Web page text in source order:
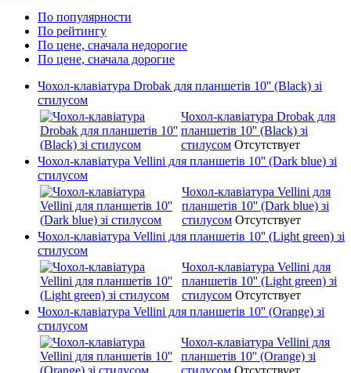
По популярности
По рейтингу
По цене, сначала недорогие
По цене, сначала дорогие
Чохол-клавіатура Drobak для планшетів 10'' (Black) зі
стилусом
Чохол-клавіатура Drobak для
планшетів 10'' (Black) зі
стилусом Отсутствует
Чохол-клавіатура Vellini для планшетів 10'' (Dark blue) зі
стилусом
Чохол-клавіатура Vellini для
планшетів 10'' (Dark blue) зі
стилусом Отсутствует
Чохол-клавіатура Vellini для планшетів 10'' (Light green) зі
стилусом
Чохол-клавіатура Vellini для
планшетів 10'' (Light green) зі
стилусом Отсутствует
Чохол-клавіатура Vellini для планшетів 10'' (Orange) зі
стилусом
Чохол-клавіатура Vellini для
планшетів 10'' (Orange) зі
стилусом Отсутствует